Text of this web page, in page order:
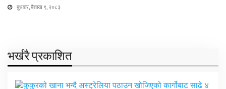
बुधवार, बैशाख ९, २०८३
भर्खरै प्रकाशित